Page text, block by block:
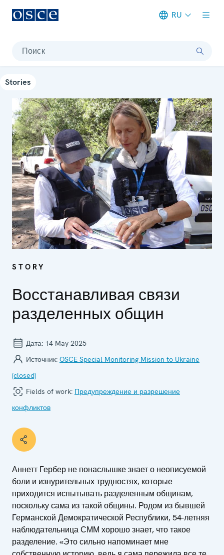
RU
Поиск
Stories
STORY
Восстанавливая связи
разделенных общин
Дата: 14 May 2025
Источник: OSCE Special Monitoring Mission to Ukraine
(closed)
Fields of work: Предупреждение и разрешение
конфликтов
Аннетт Гербер не понаслышке знает о неописуемой
боли и изнурительных трудностях, которые
приходится испытывать разделенным общинам,
поскольку сама из такой общины. Родом из бывшей
Германской Демократической Республики, 54-летняя
наблюдательница СММ хорошо знает, что такое
разделение. «Это сильно напоминает мне